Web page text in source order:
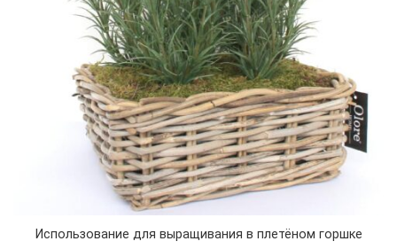
Использование для выращивания в плетёном горшке